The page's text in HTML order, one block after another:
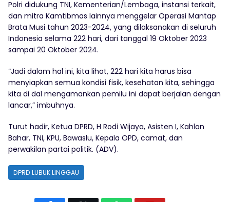
Polri didukung TNI, Kementerian/Lembaga, instansi terkait,
dan mitra Kamtibmas lainnya menggelar Operasi Mantap
Brata Musi tahun 2023-2024, yang dilaksanakan di seluruh
Indonesia selama 222 hari, dari tanggal 19 Oktober 2023
sampai 20 Oktober 2024.
“Jadi dalam hal ini, kita lihat, 222 hari kita harus bisa
menyiapkan semua kondisi fisik, kesehatan kita, sehingga
kita di dal mengamankan pemilu ini dapat berjalan dengan
lancar,” imbuhnya.
Turut hadir, Ketua DPRD, H Rodi Wijaya, Asisten I, Kahlan
Bahar, TNI, KPU, Bawaslu, Kepala OPD, camat, dan
perwakilan partai politik. (ADV).
DPRD LUBUK LINGGAU